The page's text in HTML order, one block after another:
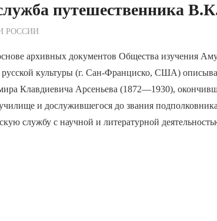
путешественника
по Редакции
РОССИИ
архивных документов Общества изучения
культуры (г. Сан-Франциско, США)
Клавдиевича Арсеньева (1872—1930),
и дослужившегося до звания
службу с научной и литературной